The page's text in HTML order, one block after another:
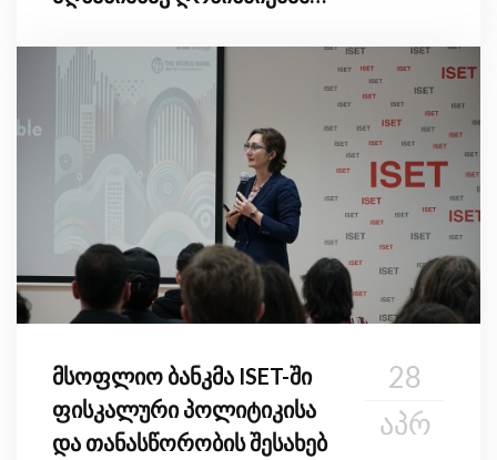
მსოფლიო ბანკმა ISET-ში
ფისკალური პოლიტიკისა
და თანასწორობის შესახებ
28
ᲐᲞᲠ